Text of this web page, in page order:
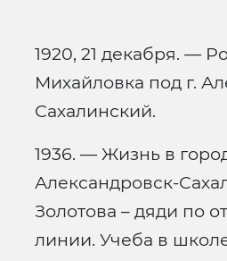
1920, 21 декабря. —
Михайловка под г.
Сахалинский.
1936. — Жизнь в
Александровск-
Золотова – дяди по
линии. Учеба в